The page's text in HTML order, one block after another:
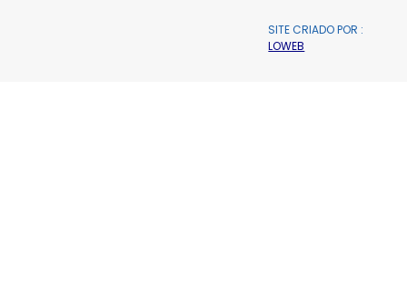
SITE CRIADO POR :
LOWEB